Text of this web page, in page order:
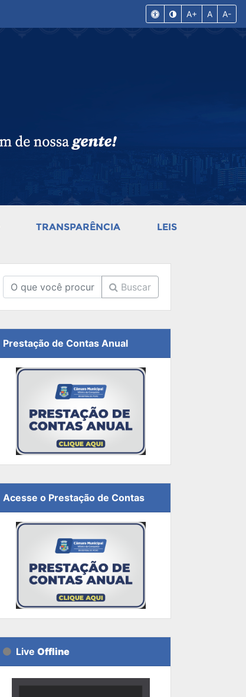
A+ A A-
TRANSPARÊNCIA
LEIS
Buscar
Prestação de Contas Anual
Acesse o Prestação de Contas
Live Offline